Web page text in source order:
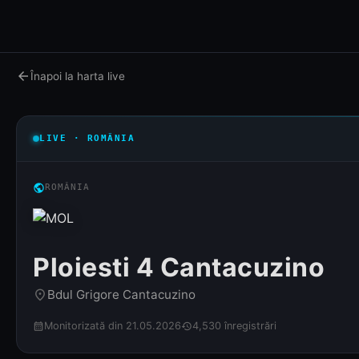
arrow_backÎnapoi la harta live
LIVE · ROMÂNIA
publicROMÂNIA
Ploiesti 4 Cantacuzino
place Bdul Grigore Cantacuzino
calendar_month Monitorizată din 21.05.2026history4,530 înregistrări